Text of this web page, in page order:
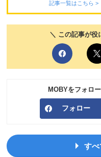
記事一覧はこちら >
＼ この記事が役
MOBYをフォロ
フォロー
すべ